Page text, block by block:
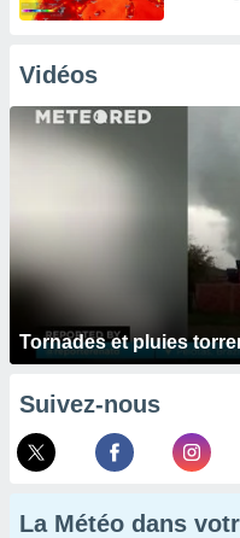
Vidéos
Tornades et pluies
Suivez-nous
La Météo dans